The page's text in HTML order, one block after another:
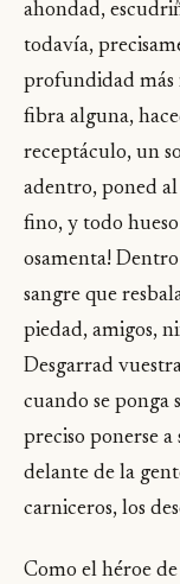
ahondad,
todavía,
profundidad más
fibra alguna,
receptáculo, un
adentro, poned
fino, y todo
osamenta!
sangre que
piedad, amigos,
Desgarrad
cuando se ponga
preciso ponerse
delante de la
carniceros, los
Como el héroe